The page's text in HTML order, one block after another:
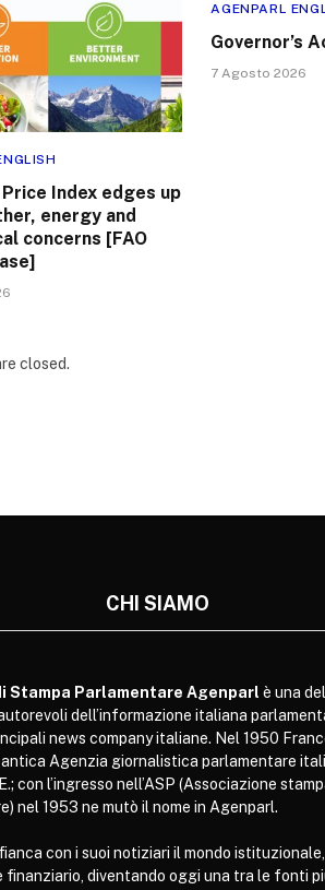
Price Index edges up
energy and
concerns [FAO
AGENPARL
Governor’s
7 Agosto 2026
closed.
CHI SIAMO
Stampa Parlamentare Agenparl è una
dell’informazione italiana
news company italiane. Nel 1950
Agenzia giornalistica parlamentare
con l’ingresso nell’ASP (Associazione
nel 1953 ne mutò il nome in Agenparl.
con i suoi notiziari il mondo
finanziario, diventando oggi una tra le fonti